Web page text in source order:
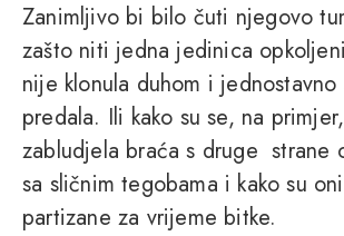
Zanimljivo bi bilo čuti njegovo
zašto niti jedna jedinica
nije klonula duhom i jednostavno
predala. Ili kako su se, na
zabludjela braća s druge strane
sa sličnim tegobama i kako su
partizane za vrijeme bitke.